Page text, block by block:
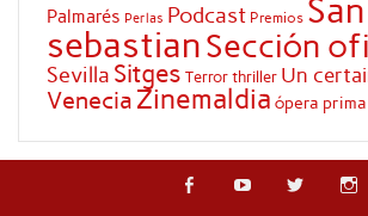
Palmarés Perlas Podcast Premios San
sebastianSección
Sevilla Sitges Terrorthriller Un
Venecia Zinemaldia ópera prima